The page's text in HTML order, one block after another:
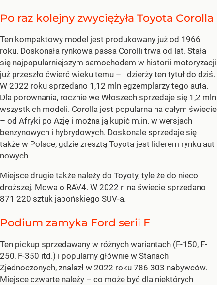
Po raz kolejny zwyciężyła Toyota Corolla
Ten kompaktowy model jest produkowany już od 1966
roku. Doskonała rynkowa passa Corolli trwa od lat. Stała
się najpopularniejszym samochodem w historii motoryzacji
już przeszło ćwierć wieku temu – i dzierży ten tytuł do dziś.
W 2022 roku sprzedano 1,12 mln egzemplarzy tego auta.
Dla porównania, rocznie we Włoszech sprzedaje się 1,2 mln
wszystkich modeli. Corolla jest popularna na całym świecie
– od Afryki po Azję i można ją kupić m.in. w wersjach
benzynowych i hybrydowych. Doskonale sprzedaje się
także w Polsce, gdzie zresztą Toyota jest liderem rynku aut
nowych.
Miejsce drugie także należy do Toyoty, tyle że do nieco
droższej. Mowa o RAV4. W 2022 r. na świecie sprzedano
871 220 sztuk japońskiego SUV-a.
Podium zamyka Ford serii F
Ten pickup sprzedawany w różnych wariantach (F-150, F-
250, F-350 itd.) i popularny głównie w Stanach
Zjednoczonych, znalazł w 2022 roku 786 303 nabywców.
Miejsce czwarte należy – co może być dla niektórych